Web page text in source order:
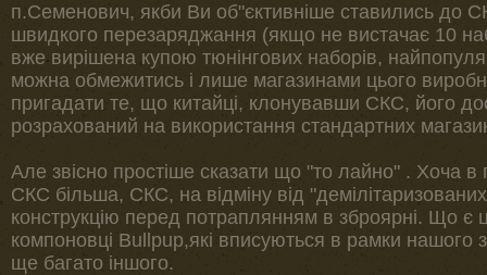
п.Семенович, якби Ви об"єктивніше ставились до
швидкого перезаряджання (якщо не вистачає 10
вже вирішена купою тюнінгових наборів,
можна обмежитись і лише магазинами цього
пригадати те, що китайці, клонувавши СКС, його
розрахований на використання стандартних
Але звісно простіше сказати що "то лайно" . Хоча в
СКС більша, СКС, на відміну від
конструкцію перед потраплянням в зброярні. Що є
компоновці Bullpup,які вписуються в рамки нашого
ще багато іншого.